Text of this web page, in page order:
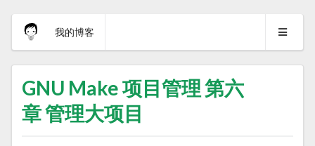
我的博客
GNU Make 项目管理 第六
章 管理大项目